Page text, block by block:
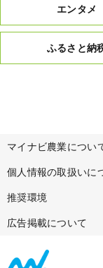
エンタメ
ふるさと納
マイナビ農業につい
個人情報の取扱いに
推奨環境
広告掲載について